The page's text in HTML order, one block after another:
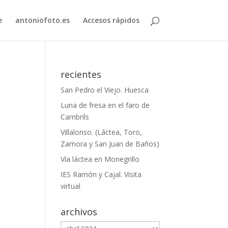
antoniofoto.es Accesos rápidos
recientes
San Pedro el Viejo. Huesca
Luna de fresa en el faro de
Cambrils
Villalonso. (Láctea, Toro,
Zamora y San Juan de Baños)
Vía láctea en Monegrillo
IES Ramón y Cajal. Visita
virtual
archivos